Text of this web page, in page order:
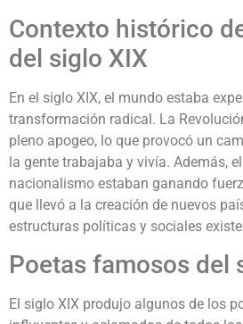
Contexto histórico
del siglo XIX
En el siglo XIX, el mundo estaba
transformación radical. La
pleno apogeo, lo que provocó un
la gente trabajaba y vivía. Además,
nacionalismo estaban ganando
que llevó a la creación de nuevos
estructuras políticas y sociales
Poetas famosos del
El siglo XIX produjo algunos de los